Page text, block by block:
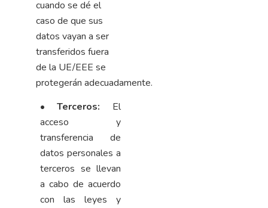
cuando se dé el
caso de que sus
datos vayan a ser
transferidos fuera
de la UE/EEE se
protegerán adecuadamente.
•
Terceros: El
acceso y
transferencia de
datos personales a
terceros se llevan
a cabo de acuerdo
con las leyes y